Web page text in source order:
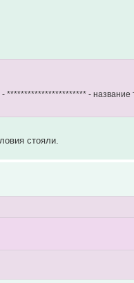
*********************** - название
стояли.